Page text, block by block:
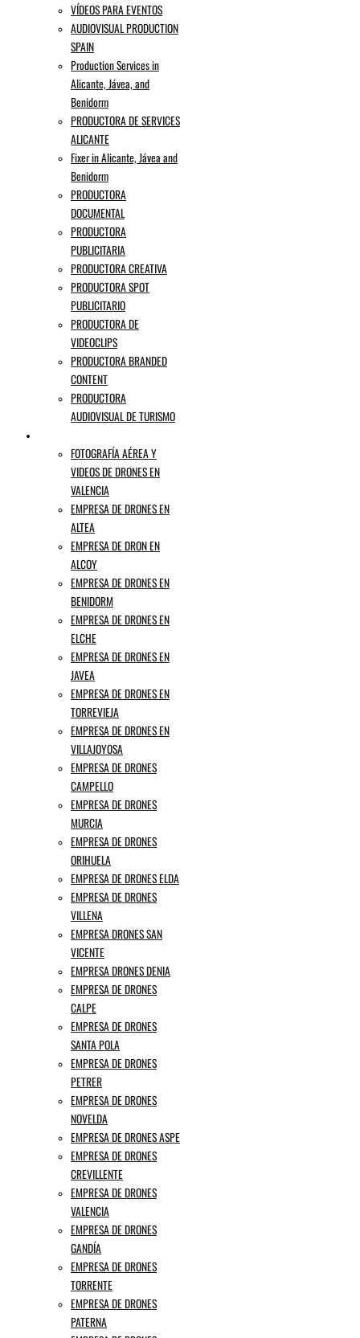
VÍDEOS PARA EVENTOS
AUDIOVISUAL PRODUCTION
SPAIN
Production Services in
Alicante, Jávea, and
Benidorm
PRODUCTORA DE SERVICES
ALICANTE
Fixer in Alicante, Jávea and
Benidorm
PRODUCTORA
DOCUMENTAL
PRODUCTORA
PUBLICITARIA
PRODUCTORA CREATIVA
PRODUCTORA SPOT
PUBLICITARIO
PRODUCTORA DE
VIDEOCLIPS
PRODUCTORA BRANDED
CONTENT
PRODUCTORA
AUDIOVISUAL DE TURISMO
FOTOGRAFÍA AÉREA Y
VIDEOS DE DRONES EN
VALENCIA
EMPRESA DE DRONES EN
ALTEA
EMPRESA DE DRON EN
ALCOY
EMPRESA DE DRONES EN
BENIDORM
EMPRESA DE DRONES EN
ELCHE
EMPRESA DE DRONES EN
JAVEA
EMPRESA DE DRONES EN
TORREVIEJA
EMPRESA DE DRONES EN
VILLAJOYOSA
EMPRESA DE DRONES
CAMPELLO
EMPRESA DE DRONES
MURCIA
EMPRESA DE DRONES
ORIHUELA
EMPRESA DE DRONES ELDA
EMPRESA DE DRONES
VILLENA
EMPRESA DRONES SAN
VICENTE
EMPRESA DRONES DENIA
EMPRESA DE DRONES
CALPE
EMPRESA DE DRONES
SANTA POLA
EMPRESA DE DRONES
PETRER
EMPRESA DE DRONES
NOVELDA
EMPRESA DE DRONES ASPE
EMPRESA DE DRONES
CREVILLENTE
EMPRESA DE DRONES
VALENCIA
EMPRESA DE DRONES
GANDÍA
EMPRESA DE DRONES
TORRENTE
EMPRESA DE DRONES
PATERNA